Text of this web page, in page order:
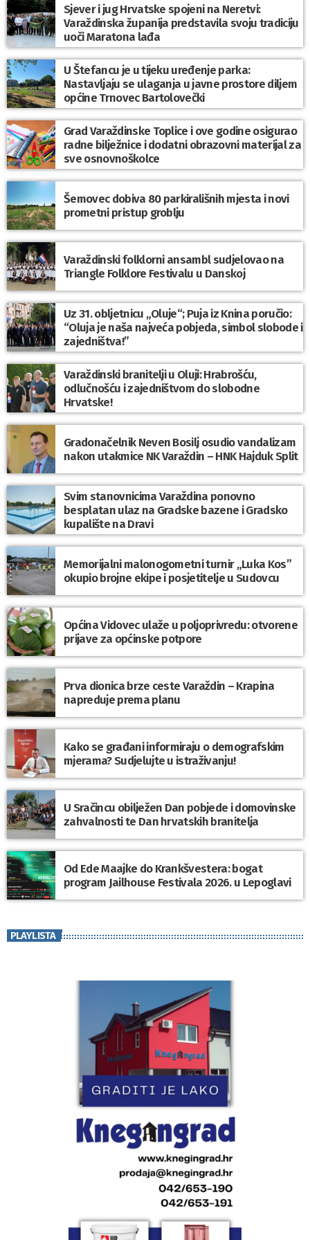
Sjever i jug Hrvatske spojeni na Neretvi:
Varaždinska županija predstavila svoju tradiciju
uoči Maratona lađa
U Štefancu je u tijeku uređenje parka:
Nastavljaju se ulaganja u javne prostore diljem
općine Trnovec Bartolovečki
Grad Varaždinske Toplice i ove godine osigurao
radne bilježnice i dodatni obrazovni materijal za
sve osnovnoškolce
Šemovec dobiva 80 parkirališnih mjesta i novi
prometni pristup groblju
Varaždinski folklorni ansambl sudjelovao na
Triangle Folklore Festivalu u Danskoj
Uz 31. obljetnicu „Oluje“; Puja iz Knina poručio:
“Oluja je naša najveća pobjeda, simbol slobode i
zajedništva!”
Varaždinski branitelji u Oluji: Hrabrošću,
odlučnošću i zajedništvom do slobodne
Hrvatske!
Gradonačelnik Neven Bosilj osudio vandalizam
nakon utakmice NK Varaždin – HNK Hajduk Split
Svim stanovnicima Varaždina ponovno
besplatan ulaz na Gradske bazene i Gradsko
kupalište na Dravi
Memorijalni malonogometni turnir „Luka Kos”
okupio brojne ekipe i posjetitelje u Sudovcu
Općina Vidovec ulaže u poljoprivredu: otvorene
prijave za općinske potpore
Prva dionica brze ceste Varaždin – Krapina
napreduje prema planu
Kako se građani informiraju o demografskim
mjerama? Sudjelujte u istraživanju!
U Sračincu obilježen Dan pobjede i domovinske
zahvalnosti te Dan hrvatskih branitelja
Od Ede Maajke do Krankšvestera: bogat
program Jailhouse Festivala 2026. u Lepoglavi
PLAYLISTA